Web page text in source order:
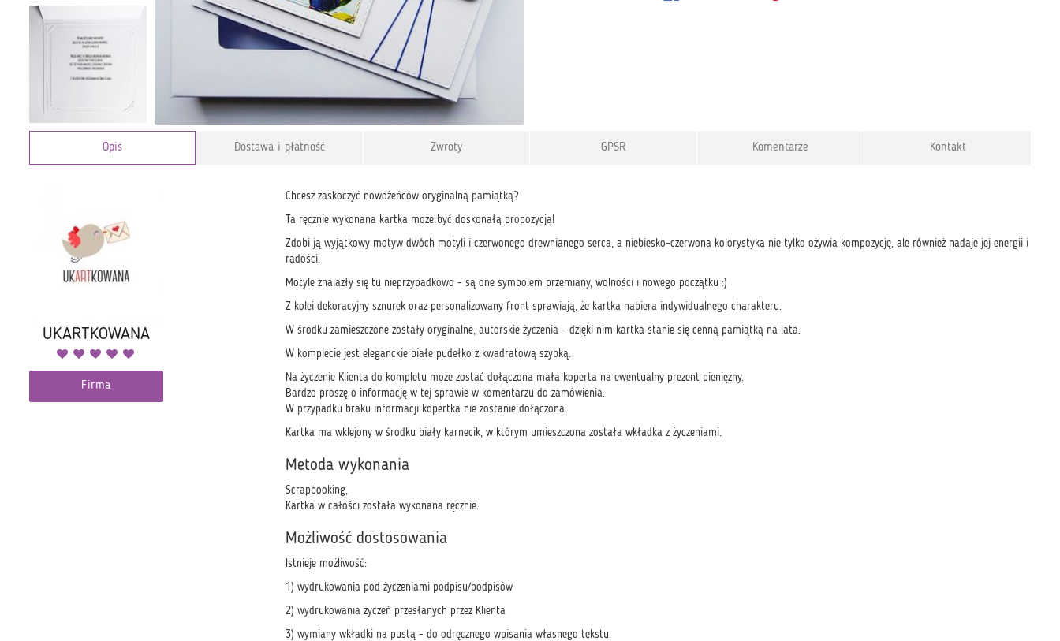
Opis Dostawa i płatność Zwroty GPSR Komentarze Kontakt
Chcesz zaskoczyć nowożeńców oryginalną pamiątką?
Ta ręcznie wykonana kartka może być doskonałą propozycją!
Zdobi ją wyjątkowy motyw dwóch motyli i czerwonego drewnianego serca, a niebiesko-czerwona kolorystyka nie tylko ożywia kompozycję, ale również nadaje jej energii i
radości.
Motyle znalazły się tu nieprzypadkowo - są one symbolem przemiany, wolności i nowego początku :)
Z kolei dekoracyjny sznurek oraz personalizowany front sprawiają, że kartka nabiera indywidualnego charakteru.
W środku zamieszczone zostały oryginalne, autorskie życzenia - dzięki nim kartka stanie się cenną pamiątką na lata.
W komplecie jest eleganckie białe pudełko z kwadratową szybką.
Na życzenie Klienta do kompletu może zostać dołączona mała koperta na ewentualny prezent pieniężny.
Bardzo proszę o informację w tej sprawie w komentarzu do zamówienia.
W przypadku braku informacji kopertka nie zostanie dołączona.
Kartka ma wklejony w środku biały karnecik, w którym umieszczona została wkładka z życzeniami.
Metoda wykonania
Scrapbooking,
Kartka w całości została wykonana ręcznie.
Możliwość dostosowania
Istnieje możliwość:
1) wydrukowania pod życzeniami podpisu/podpisów
2) wydrukowania życzeń przesłanych przez Klienta
3) wymiany wkładki na pustą - do odręcznego wpisania własnego tekstu.
UKARTKOWANA
Firma